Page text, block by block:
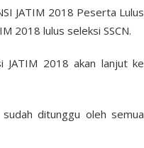
JATIM 2018 Peserta Lulus
2018 lulus seleksi SSCN.
JATIM 2018 akan lanjut ke
ditunggu oleh semua